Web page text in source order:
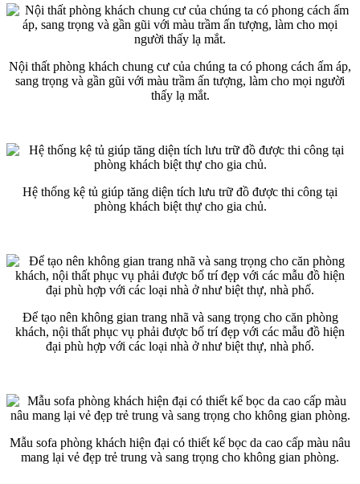
Nội thất phòng khách chung cư của chúng ta có phong cách ấm áp,
sang trọng và gần gũi với màu trầm ấn tượng, làm cho mọi người
thấy lạ mắt.
Hệ thống kệ tủ giúp tăng diện tích lưu trữ đồ được thi công tại
phòng khách biệt thự cho gia chủ.
Để tạo nên không gian trang nhã và sang trọng cho căn phòng
khách, nội thất phục vụ phải được bố trí đẹp với các mẫu đồ hiện
đại phù hợp với các loại nhà ở như biệt thự, nhà phố.
Mẫu sofa phòng khách hiện đại có thiết kế bọc da cao cấp màu nâu
mang lại vẻ đẹp trẻ trung và sang trọng cho không gian phòng.